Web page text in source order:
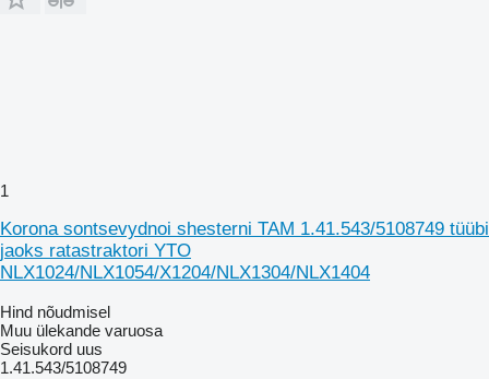
1
Korona sontsevydnoi shesterni TAM 1.41.543/5108749 tüübi
jaoks ratastraktori YTO
NLX1024/NLX1054/X1204/NLX1304/NLX1404
Hind nõudmisel
Muu ülekande varuosa
Seisukord uus
1.41.543/5108749